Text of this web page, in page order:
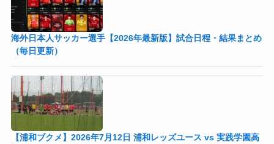
海外日本人サッカー選手【2026年最新版】試合日程・結果まとめ
（毎日更新）
【浦和ブクメ】2026年7月12日 浦和レッズユース vs 実践学園高